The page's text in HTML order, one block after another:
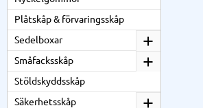
Plåtskåp & förvaringsskåp
Sedelboxar
Småfacksskåp
Stöldskyddsskåp
Säkerhetsskåp